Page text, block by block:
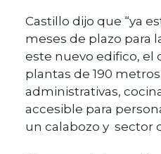
Castillo dijo que “ya
meses de plazo para
este nuevo edifico, el
plantas de 190
administrativas,
accesible para
un calabozo y sector